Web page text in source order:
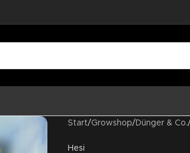
Start/Growshop/ Dünger & Co./
Hesi